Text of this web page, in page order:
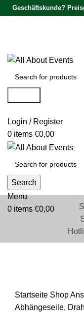
Geschäftskunde?
Login / Register
0 items €0,00
Search
Menu
0 items €0,00
Startseite Shop
Abhängeseile,